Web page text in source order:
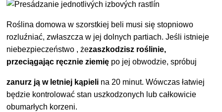
Roślina domowa w szorstkiej beli musi się stopniowo
rozluźniać, zwłaszcza w jej dolnych partiach. Jeśli istnieje
niebezpieczeństwo , żezaszkodzisz roślinie,
przeciągając ręcznie ziemię po jej obwodzie, spróbuj
zanurz ją w letniej kąpieli na 20 minut. Wówczas łatwiej
będzie kontrolować stan uszkodzonych lub całkowicie
obumarłych korzeni.